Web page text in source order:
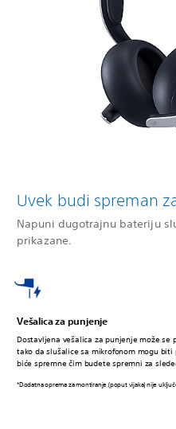
Uvek budi spreman
Napuni dugotrajnu bateriju
prikazane.
Vešalica za punjenje
Dostavljena vešalica za punjenje može
tako da slušalice sa mikrofonom mogu
biće spremne čim budete spremni za
*Dodatna oprema za montiranje (poput vijaka) nije